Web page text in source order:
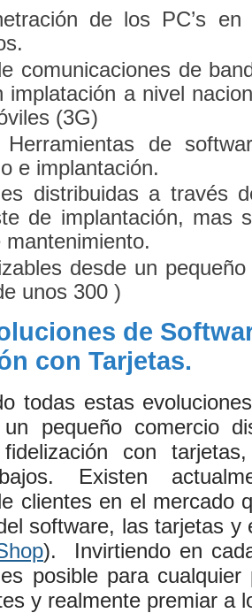
de los PC’s
comunicaciones de
implatación a nivel
(3G)
Herramientas de
e implantación.
distribuidas a través
de implantación, mas
mantenimiento.
desde un
unos 300 )
de
con Tarjetas.
todas estas
pequeño comercio
con
Existen
clientes en el mercado
software, las tarjetas y
). Invirtiendo en
posible para
y realmente premiar a